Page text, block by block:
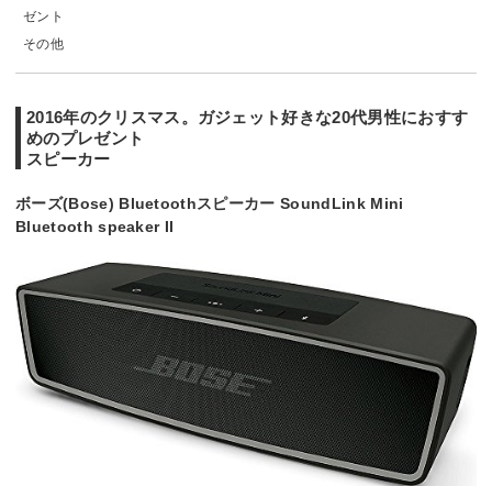
ゼント
その他
2016年のクリスマス。ガジェット好きな20代男性におすす
めのプレゼント
スピーカー
ボーズ(Bose) Bluetoothスピーカー SoundLink Mini
Bluetooth speaker II